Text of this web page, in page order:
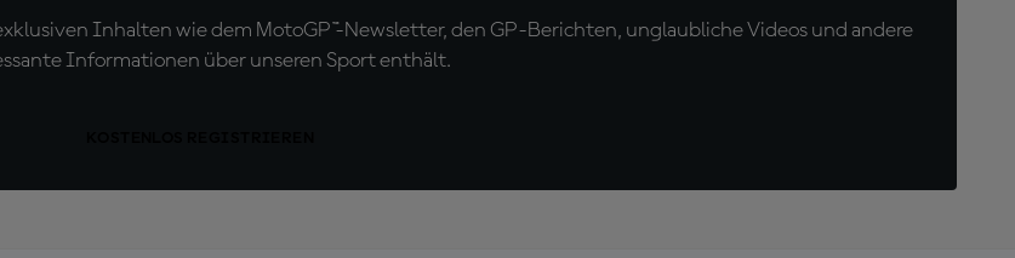
Inhalten wie dem MotoGP™-Newsletter, den GP-Berichten, unglaubliche Videos und andere
Informationen über unseren Sport enthält.